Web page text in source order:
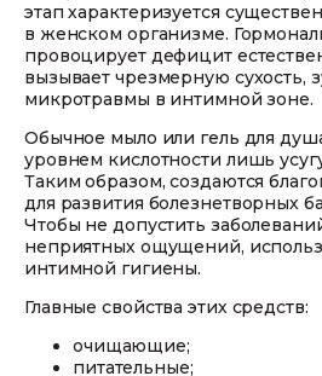
этап характеризуется
в женском организме.
провоцирует дефицит
вызывает чрезмерную сухость,
микротравмы в интимной зоне.
Обычное мыло или гель для
уровнем кислотности лишь
Таким образом, создаются
для развития болезнетворных
Чтобы не допустить
неприятных ощущений,
интимной гигиены.
Главные свойства этих средств:
очищающие;
питательные;